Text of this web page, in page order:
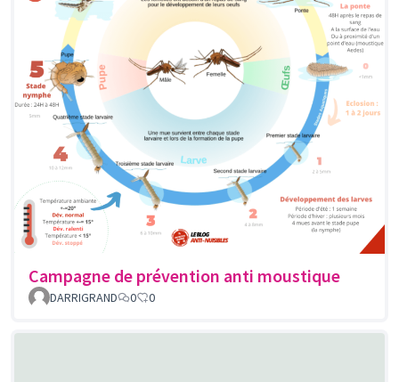
Campagne de prévention anti moustique
DARRIGRAND 0 0